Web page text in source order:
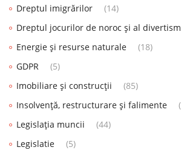
Dreptul imigrărilor
(14)
Dreptul jocurilor de noroc și al
Energie și resurse naturale
(18)
GDPR
(5)
Imobiliare și construcții
(85)
Insolvență, restructurare și falimente
Legislația muncii
(44)
Legislatie
(5)